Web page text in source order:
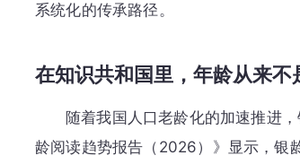
系统化的传承路径。
在知识共和国里，年龄从来不
随着我国人口老龄化的加速推进
龄阅读趋势报告（2026）》显示，银